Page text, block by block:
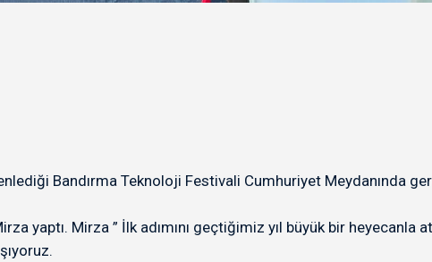
Bandırma Teknoloji Festivali Cumhuriyet Meydanında
yaptı. Mirza ” İlk adımını geçtiğimiz yıl büyük bir heyecanla